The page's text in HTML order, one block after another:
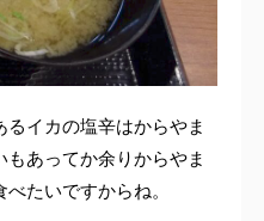
イカの塩辛はからやま
あってか余りからやま
たいですからね。